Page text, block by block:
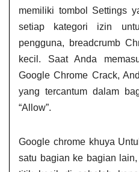
memiliki tombol Settings
setiap kategori izin
pengguna, breadcrumb
kecil. Saat Anda
Google Chrome Crack,
yang tercantum dalam
“Allow”.
Google chrome khuya​
satu bagian ke bagian